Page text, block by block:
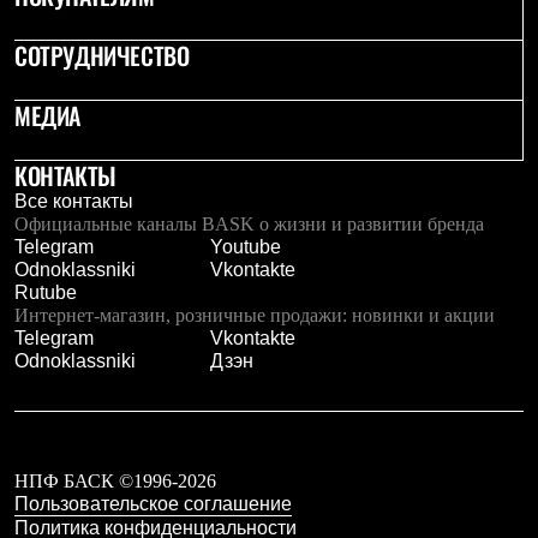
С синтетическим утеплителем
Аксессуары для спальников
Сумки и баулы
Кошельки
Сумки
Полезные аксессуары
Книги
Еда
Коврики
Обувь
Женская обувь
Сапоги
Ботинки
Мужская обувь
Гамаши
Бахилы
Тапочки и чуни
СОТРУДНИЧЕСТВО
МЕДИА
КОНТАКТЫ
Все контакты
Официальные каналы BASK о жизни и развитии бренда
Telegram
Youtube
Odnoklassniki
Vkontakte
Rutube
Интернет-магазин, розничные продажи: новинки и акции
Telegram
Vkontakte
Odnoklassniki
Дзэн
НПФ БАСК ©1996-2026
Пользовательское соглашение
Политика конфиденциальности